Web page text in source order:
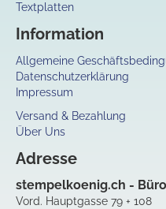
Textplatten
Information
Allgemeine
Datenschutzerklärung
Impressum
Versand & Bezahlung
Über Uns
Adresse
stempelkoenig.ch -
Vord. Hauptgasse 79 + 108